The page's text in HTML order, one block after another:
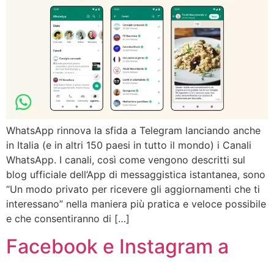
WhatsApp rinnova la sfida a Telegram lanciando anche
in Italia (e in altri 150 paesi in tutto il mondo) i Canali
WhatsApp. I canali, così come vengono descritti sul
blog ufficiale dell’App di messaggistica istantanea, sono
“Un modo privato per ricevere gli aggiornamenti che ti
interessano” nella maniera più pratica e veloce possibile
e che consentiranno di […]
Facebook e Instagram a